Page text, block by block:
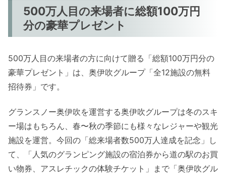
500万人目の来場者に総額100万円
分の豪華プレゼント
500万人目の来場者の方に向けて贈る「総額100万円分の
豪華プレゼント」は、奥伊吹グループ「全12施設の無料
招待券」です。
グランスノー奥伊吹を運営する奥伊吹グループは冬のスキ
ー場はもちろん、春〜秋の季節にも様々なレジャーや観光
施設を運営。今回の「総来場者数500万人達成を記念」し
て、「人気のグランピング施設の宿泊券から道の駅のお買
い物券、アスレチックの体験チケット」まで「奥伊吹グル